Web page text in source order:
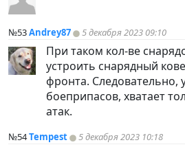
№53Andrey87 5 декабря 2023 09:10
При таком кол-ве
устроить снарядный
фронта. Следовательно,
боеприпасов, хватает
атак.
№54Tempest 5 декабря 2023 10:18